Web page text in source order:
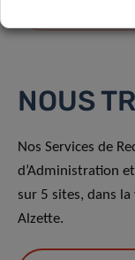
NOUS
Nos Services de
d’Administration
sur 5 sites, dans
Alzette.